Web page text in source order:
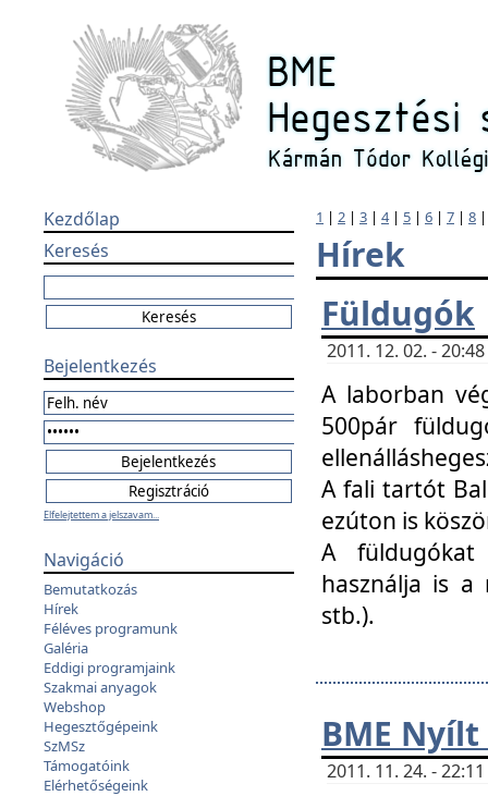
Kezdőlap
Keresés
Bejelentkezés
Elfelejtettem a jelszavam...
Navigáció
Bemutatkozás
Hírek
Féléves programunk
Galéria
Eddigi programjaink
Szakmai anyagok
Webshop
Hegesztőgépeink
SzMSz
Támogatóink
Elérhetőségeink
1 | 2 | 3 | 4| 5 | 6 | 7 | 8
Hírek
Füldugók
2011. 12. 02. -
A laborban
500pár
A fali tartót
ezúton is
A füldugókat
használja is a
stb.).
BME
2011. 11. 24. -